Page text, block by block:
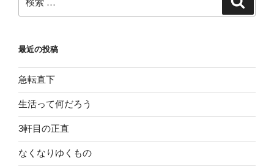
ま
事”
の
索:
最近の投稿
急転直下
生活って何だろう
3軒目の正直
なくなりゆくもの